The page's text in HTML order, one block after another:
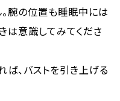
腕の位置も睡眠中には
は意識してみてくださ
、バストを引き上げる